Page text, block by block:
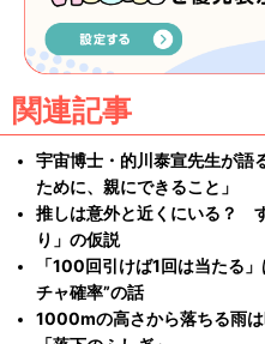
関連記事
宇宙博士・的川泰宣先生が語
ために、親にできること」
推しは意外と近くにいる？
り」の仮説
「100回引けば1回は当たる
チャ確率”の話
1000mの高さから落ちる雨